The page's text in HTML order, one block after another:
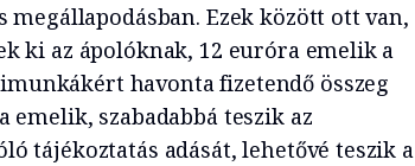
Ezek között ott van,
ki az ápolóknak, 12 euróra emelik a
havonta fizetendő összeg
emelik, szabadabbá teszik az
tájékoztatás adását, lehetővé teszik a